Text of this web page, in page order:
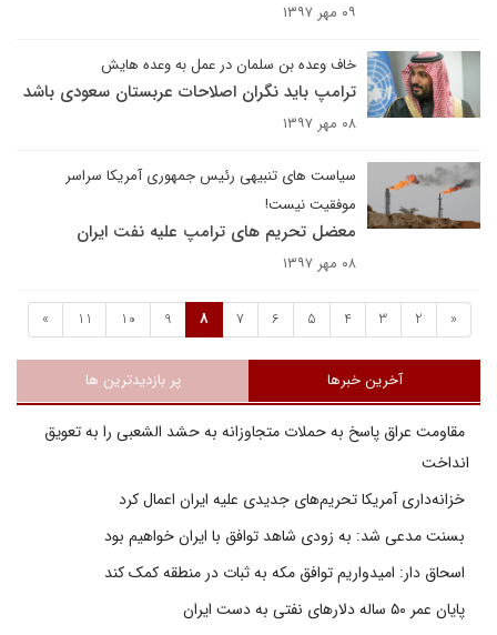
۰۹ مهر ۱۳۹۷
خاف وعده بن سلمان در عمل به وعده هایش
ترامپ باید نگران اصلاحات عربستان سعودی باشد
۰۸ مهر ۱۳۹۷
سیاست های تنبیهی رئیس جمهوری آمریکا سراسر
موفقیت نیست!
معضل تحریم های ترامپ علیه نفت ایران
۰۸ مهر ۱۳۹۷
«
2
3
4
5
6
7
8
9
10
11
»
آخرین خبرها پر بازدیدترین ها
مقاومت عراق پاسخ به حملات متجاوزانه به حشد الشعبی را به تعویق
انداخت
خزانه‌داری آمریکا تحریم‌های جدیدی علیه ایران اعمال کرد
بسنت مدعی شد: به زودی شاهد توافق با ایران خواهیم بود
اسحاق دار: امیدواریم توافق مکه به ثبات در منطقه کمک کند
پایان عمر ۵۰ ساله دلارهای نفتی به دست ایران